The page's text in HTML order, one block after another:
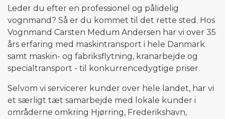
Leder du efter en professionel og pålidelig
vognmand? Så er du kommet til det rette sted. Hos
Vognmand Carsten Medum Andersen har vi over 35
års erfaring med maskintransport i hele Danmark
samt maskin- og fabriksflytning, kranarbejde og
specialtransport - til konkurrencedygtige priser.
Selvom vi servicerer kunder over hele landet, har vi
et særligt tæt samarbejde med lokale kunder i
områderne omkring Hjørring, Frederikshavn,